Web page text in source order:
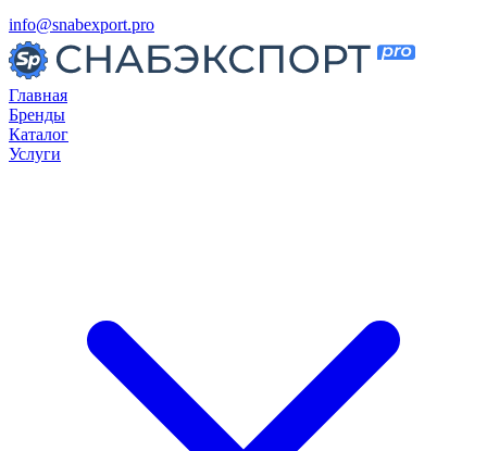
info@snabexport.pro
Главная
Бренды
Каталог
Услуги